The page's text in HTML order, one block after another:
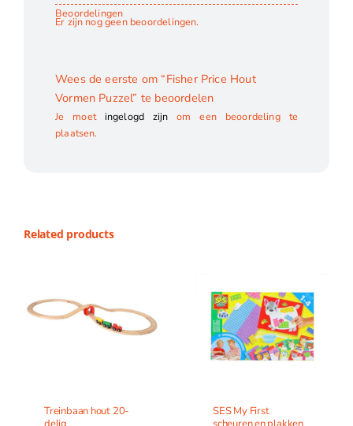
Beoordelingen
Er zijn nog geen beoordelingen.
Wees de eerste om “Fisher Price Hout
Vormen Puzzel” te beoordelen
Je moet ingelogd zijn om een beoordeling te
plaatsen.
Related products
Treinbaan hout 20-
SES My First